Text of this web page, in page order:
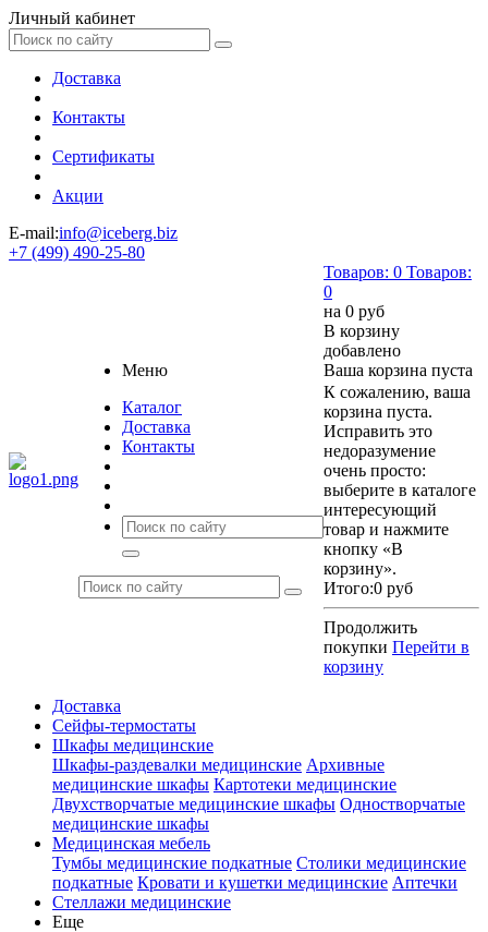
Личный кабинет
Доставка
Контакты
Сертификаты
Акции
E-mail:info@iceberg.biz
+7 (499) 490-25-80
Меню
Каталог
Доставка
Контакты
Товаров: 0 Товаров:
0
на 0 руб
В корзину
добавлено
Ваша корзина пуста
К сожалению, ваша
корзина пуста.
Исправить это
недоразумение
очень просто:
выберите в каталоге
интересующий
товар и нажмите
кнопку «В
корзину».
Итого:0 руб
Продолжить
покупки Перейти в
корзину
Доставка
Сейфы-термостаты
Шкафы медицинские
Шкафы-раздевалки медицинские Архивные
медицинские шкафы Картотеки медицинские
Двухстворчатые медицинские шкафы Одностворчатые
медицинские шкафы
Медицинская мебель
Тумбы медицинские подкатные Столики медицинские
подкатные Кровати и кушетки медицинские Аптечки
Стеллажи медицинские
Еще